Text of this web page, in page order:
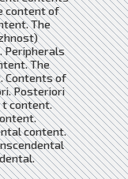
content of
The
Peripherals
The
Contents of
Posteriori
t content.
content.